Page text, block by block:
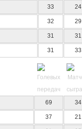
33 24
32 29
31 31
31 33
69 34
37 21